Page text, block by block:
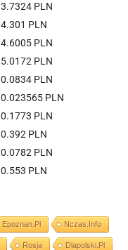
3.7324 PLN
4.301 PLN
4.6005 PLN
5.0172 PLN
0.0834 PLN
0.023565 PLN
0.1773 PLN
0.392 PLN
0.0782 PLN
0.553 PLN
Epoznan.pl Nczas.info
Rosja Dlapolski.pl